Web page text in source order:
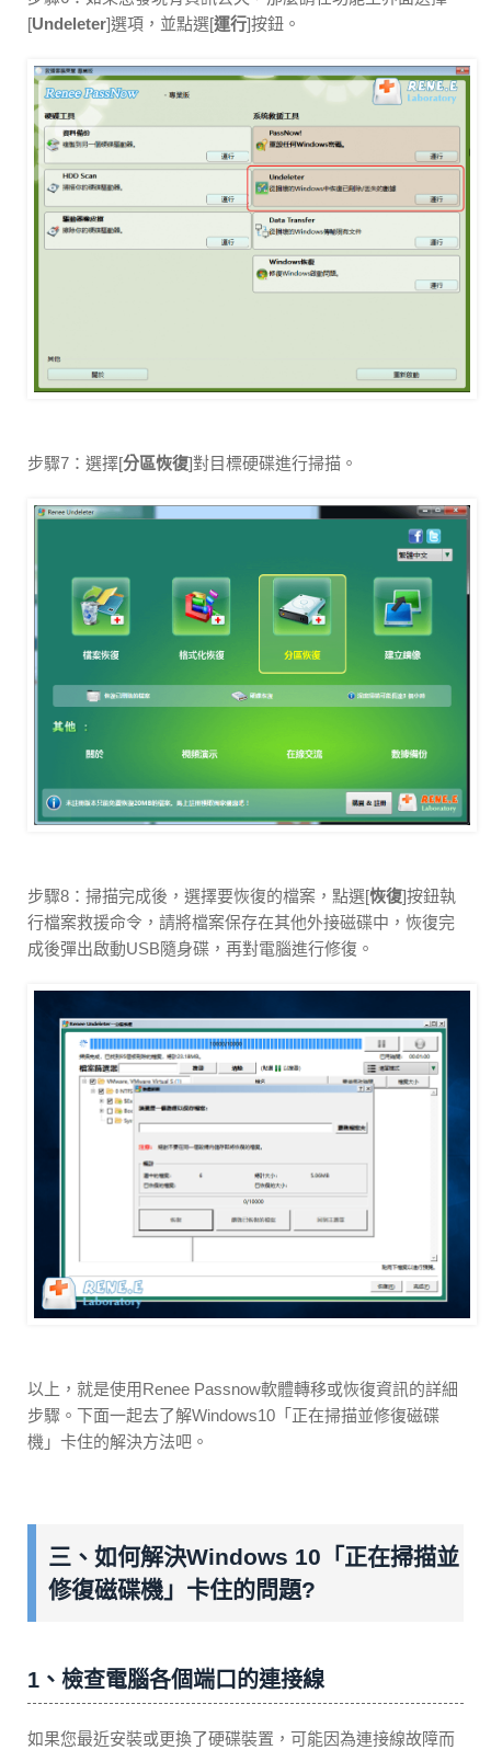
[Undeleter]選項，並點選[運行]按鈕。
步驟7：選擇[分區恢復]對目標硬碟進行掃描。
步驟8：掃描完成後，選擇要恢復的檔案，點選[恢復]按鈕執
行檔案救援命令，請將檔案保存在其他外接磁碟中，恢復完
成後彈出啟動USB隨身碟，再對電腦進行修復。
以上，就是使用Renee Passnow軟體轉移或恢復資訊的詳細
步驟。下面一起去了解Windows10「正在掃描並修復磁碟
機」卡住的解決方法吧。
三、如何解決Windows 10「正在掃描並
修復磁碟機」卡住的問題?
1、檢查電腦各個端口的連接線
如果您最近安裝或更換了硬碟裝置，可能因為連接線故障而